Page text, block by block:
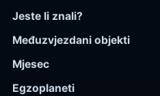
Jeste li znali?
Međuzvjezdani objekti
Mjesec
Egzoplaneti